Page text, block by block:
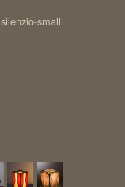
silenzio-small